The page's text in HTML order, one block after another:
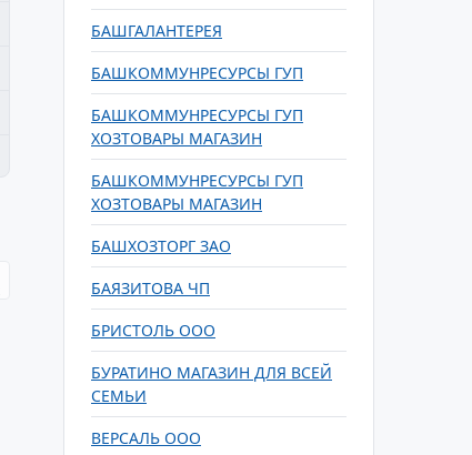
БАШГАЛАНТЕРЕЯ
БАШКОММУНРЕСУРСЫ ГУП
БАШКОММУНРЕСУРСЫ ГУП
ХОЗТОВАРЫ МАГАЗИН
БАШКОММУНРЕСУРСЫ ГУП
ХОЗТОВАРЫ МАГАЗИН
БАШХОЗТОРГ ЗАО
БАЯЗИТОВА ЧП
БРИСТОЛЬ ООО
БУРАТИНО МАГАЗИН ДЛЯ ВСЕЙ
СЕМЬИ
ВЕРСАЛЬ ООО